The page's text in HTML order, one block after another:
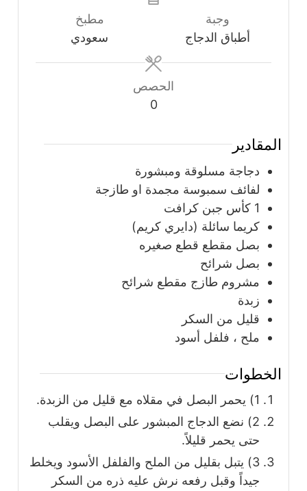
وجبة
أطباق الدجاج
مطبخ
سعودي
الحصص
0
المقادير
دجاجة مسلوقة ومبشورة
لفائف سمبوسة مجمدة او طازجة
1 كأس جبن كرافت
كريما سائلة (دايري كريم)
بصل مقطع قطع صغيره
بصل شرائح
مشروم طازج مقطع شرائح
زبدة
قليل من السكر
ملح ، فلفل أسود
الخطوات
1) يحمر البصل في مقلاه مع قليل من الزبدة.
2) نضع الدجاج المبشور على البصل ويقلب
حتى يحمر قليلاً.
3) يتبل بقليل من الملح والفلفل الأسود ويخلط
جيداً وقبل رفعه نرش عليه ذره من السكر